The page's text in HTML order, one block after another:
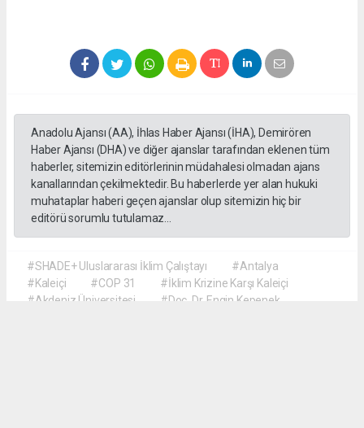
Anadolu Ajansı (AA), İhlas Haber Ajansı (İHA), Demirören
Haber Ajansı (DHA) ve diğer ajanslar tarafından eklenen tüm
haberler, sitemizin editörlerinin müdahalesi olmadan ajans
kanallarından çekilmektedir. Bu haberlerde yer alan hukuki
muhataplar haberi geçen ajanslar olup sitemizin hiç bir
editörü sorumlu tutulamaz...
#SHADE+ Uluslararası İklim Çalıştayı
#Antalya
#Kaleiçi
#COP 31
#İklim Krizine Karşı Kaleiçi
#Akdeniz Üniversitesi
#Doç. Dr. Engin Kepenek